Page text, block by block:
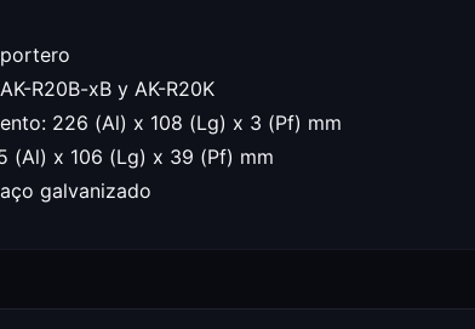
R20B-xB y AK-R20K
226 (Al) x 108 (Lg) x 3 (Pf) mm
(Al) x 106 (Lg) x 39 (Pf) mm
galvanizado